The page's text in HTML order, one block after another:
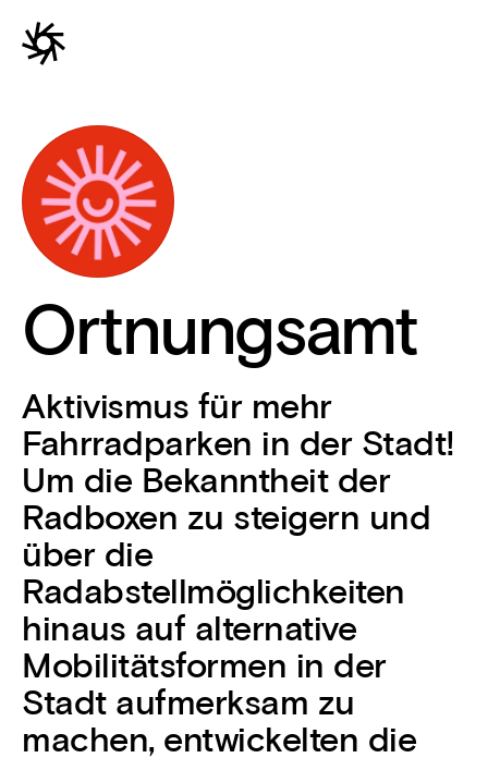
Ortnungsamt
Aktivismus für mehr
Fahrradparken in der Stadt!
Um die Bekanntheit der
Radboxen zu steigern und
über die
Radabstellmöglichkeiten
hinaus auf alternative
Mobilitätsformen in der
Stadt aufmerksam zu
machen, entwickelten die